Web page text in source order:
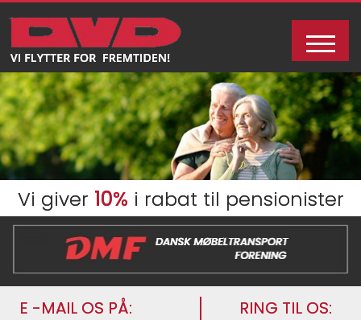
Vi giver 10% i rabat til pensionister
E -MAIL OS PÅ: RING TIL OS: